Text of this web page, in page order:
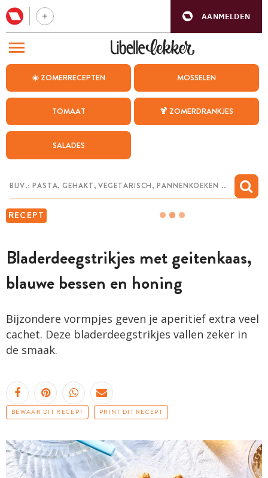
AANMELDEN
☀️ ZOMERRECEPTEN MOSSELEN
TOMAAT 🍹 ZOMERDRANKJES
SALADES
RECEPT
Bladerdeegstrikjes met geitenkaas,
blauwe bessen en honing
Bijzondere vormpjes geven je aperitief extra veel
cachet. Deze bladerdeegstrikjes vallen zeker in
de smaak.
BEWAAR DIT RECEPT PRINT DIT RECEPT
BEZOEK ONZE ANDERE WEBSITES
WEEKMENU
CHAT MET MAIA
MIJN BEWAARDE RECEPTEN